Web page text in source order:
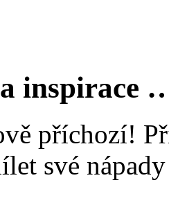
inspirace
příchozí!
své